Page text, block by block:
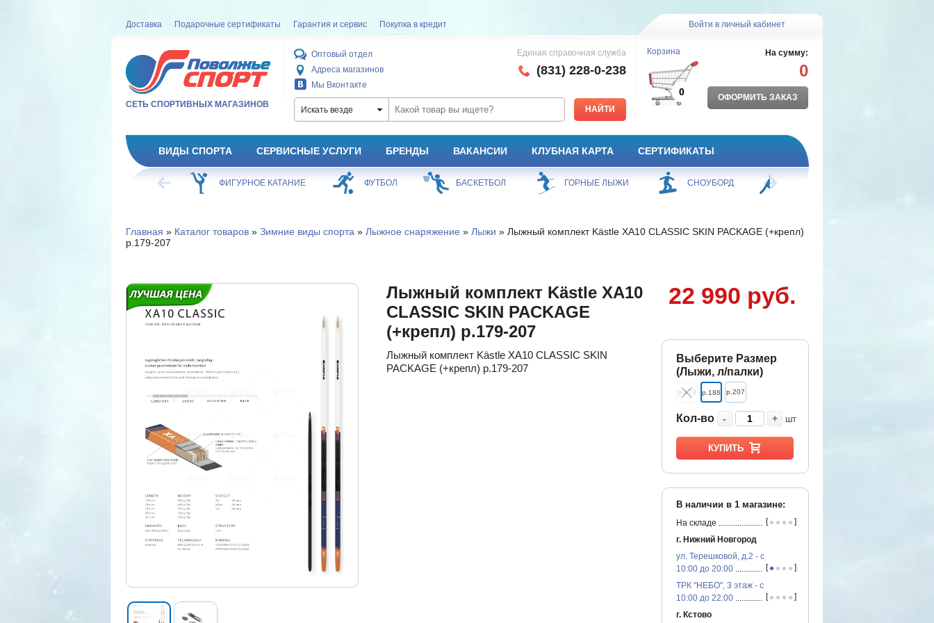
Доставка Подарочные сертификаты Гарантия и сервис Покупка в кредит Войти в личный кабинет
СЕТЬ СПОРТИВНЫХ МАГАЗИНОВ
Оптовый отдел
Адреса магазинов
Мы Вконтакте
Единая справочная служба
(831) 228-0-238
Искать везде
Корзина
0
На сумму:
0
ОФОРМИТЬ ЗАКАЗ
ВИДЫ СПОРТА СЕРВИСНЫЕ УСЛУГИ БРЕНДЫ ВАКАНСИИ КЛУБНАЯ КАРТА СЕРТИФИКАТЫ
ХОККЕЙ ФИГУРНОЕ КАТАНИЕ ФУТБОЛ БАСКЕТБОЛ ГОРНЫЕ ЛЫЖИ СНОУБОРД
Главная » Каталог товаров» Зимние виды спорта » Лыжное снаряжение » Лыжи » Лыжный комплект Kästle XA10 CLASSIC SKIN PACKAGE (+крепл)
р.179-207
Лыжный комплект Kästle XA10
CLASSIC SKIN PACKAGE
(+крепл) р.179-207
Лыжный комплект Kästle XA10 CLASSIC SKIN
PACKAGE (+крепл) р.179-207
22 990 руб.
Выберите Размер
(Лыжи, л/палки)
р.179 р.186 р.207
Кол-во - + шт
КУПИТЬ
В наличии в 1магазине:
На складе ...............................................
[•••• ]
г. Нижний Новгород
ул. Терешковой, д.2 - с
10:00 до 20:00...............................................
[•••• ]
ТРК "НЕБО", 3 этаж - с
10:00 до 22:00...............................................
[•••• ]
г. Кстово